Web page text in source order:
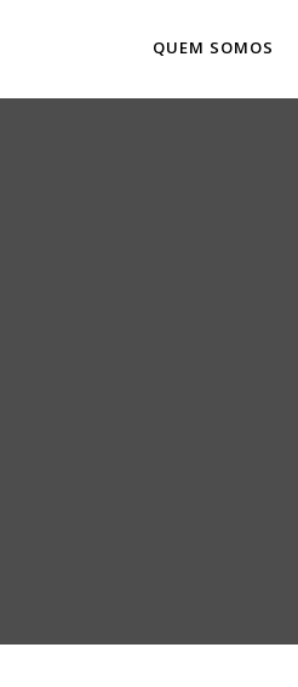
QUEM SOMOS